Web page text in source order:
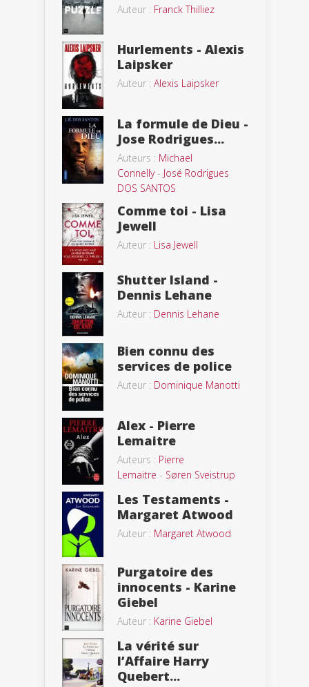
Auteur : Franck Thilliez
Hurlements - Alexis
Laipsker
Auteur : Alexis Laipsker
La formule de Dieu -
Jose Rodrigues...
Auteurs : Michael
Connelly- José Rodrigues
DOS SANTOS
Comme toi - Lisa
Jewell
Auteur : Lisa Jewell
Shutter Island -
Dennis Lehane
Auteur : Dennis Lehane
Bien connu des
services de police
Auteur : Dominique Manotti
Alex - Pierre
Lemaitre
Auteurs : Pierre
Lemaitre - Søren Sveistrup
Les Testaments -
Margaret Atwood
Auteur : Margaret Atwood
Purgatoire des
innocents - Karine
Giebel
Auteur : Karine Giebel
La vérité sur
l’Affaire Harry
Quebert...